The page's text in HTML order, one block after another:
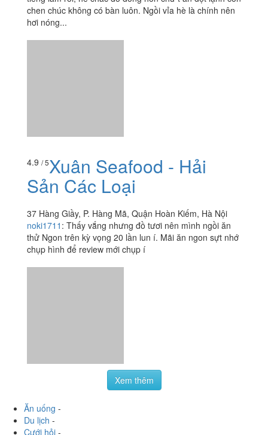
chen chúc không có bàn luôn. Ngồi vỉa hè là chính nên
hơi nóng...
4.9 / 5Xuân Seafood - Hải
Sản Các Loại
37 Hàng Giầy, P. Hàng Mã, Quận Hoàn Kiếm, Hà Nội
noki1711 : Thấy vắng nhưng đồ tươi nên mình ngồi ăn
thử Ngon trên kỳ vọng 20 lần lun í. Mãi ăn ngon sựt nhớ
chụp hình để review mới chụp í
Xem thêm
Ăn uống -
Du lịch -
Cưới hỏi -